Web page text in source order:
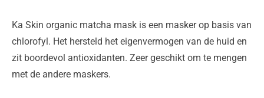
Ka Skin organic matcha mask is een masker op basis van
chlorofyl. Het hersteld het eigenvermogen van de huid en
zit boordevol antioxidanten. Zeer geschikt om te mengen
met de andere maskers.